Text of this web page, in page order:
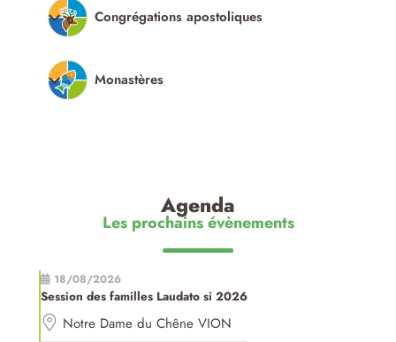
Congrégations apostoliques
Monastères
Agenda
Les prochains évènements
18/08/2026
Session des familles Laudato si 2026
Notre Dame du Chêne VION